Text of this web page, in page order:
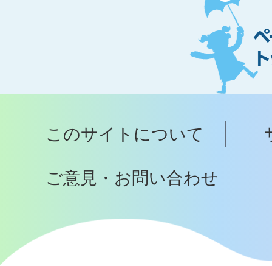
ー
ジ
ト
ッ
へ
このサイトについて
ご意見・お問い合わせ